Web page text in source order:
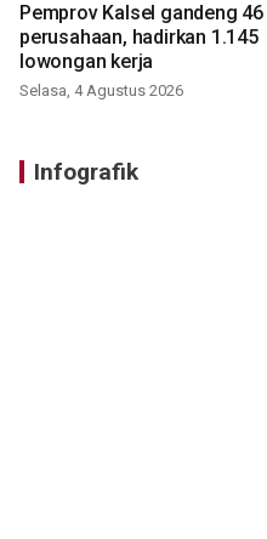
Pemprov Kalsel gandeng 46
perusahaan, hadirkan 1.145
lowongan kerja
Selasa, 4 Agustus 2026
Infografik